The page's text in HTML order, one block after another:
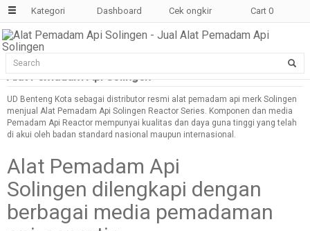
Kategori Dashboard Cek ongkir Cart 0
Alat Pemadam Api Solingen
UD Benteng Kota sebagai distributor resmi alat pemadam api merk Solingen
menjual Alat Pemadam Api Solingen Reactor Series. Komponen dan media
Pemadam Api Reactor mempunyai kualitas dan daya guna tinggi yang telah
di akui oleh badan standard nasional maupun internasional.
Alat Pemadam Api
Solingen dilengkapi dengan
berbagai media pemadaman